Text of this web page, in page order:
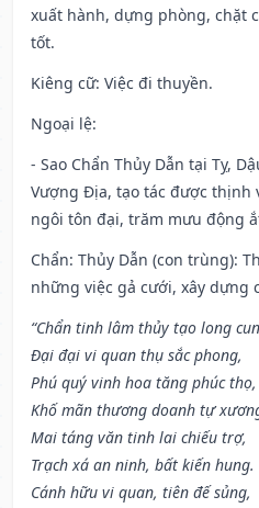
xuất hành, dựng phòng, chặt
tốt.
Kiêng cữ: Việc đi thuyền.
Ngoại lệ:
- Sao Chẩn Thủy Dẫn tại Tỵ,
Vượng Địa, tạo tác được thịnh
ngôi tôn đại, trăm mưu động
Chẩn: Thủy Dẫn (con trùng):
những việc gả cưới, xây dựng
“Chẩn tinh lâm thủy tạo long
Đại đại vi quan thụ sắc phong,
Phú quý vinh hoa tăng phúc thọ,
Khố mãn thương doanh tự
Mai táng văn tinh lai chiếu trợ,
Trạch xá an ninh, bất kiến hung.
Cánh hữu vi quan, tiên đế sủng,